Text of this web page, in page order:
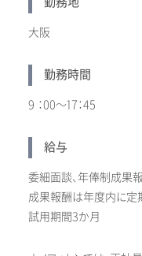
大阪
勤務時間
9 ：00～17：45
給与
委細面談、年俸制成果
成果報酬は年度内に定
試用期間3か月